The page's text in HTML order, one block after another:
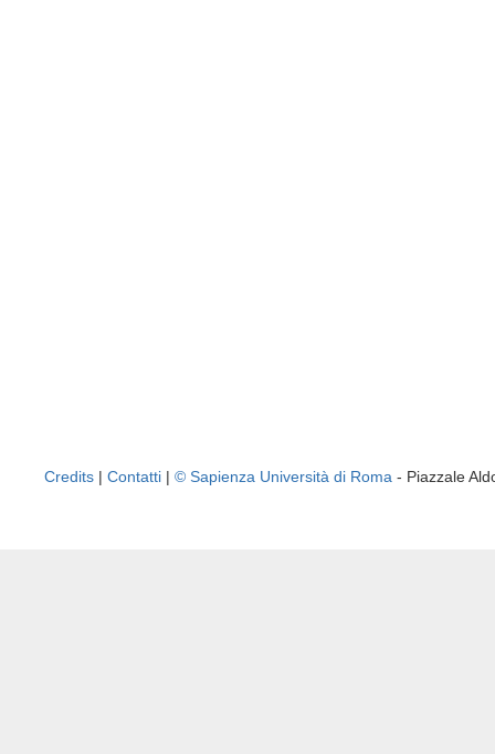
Credits | Contatti | © Sapienza Università di Roma - Piazzale